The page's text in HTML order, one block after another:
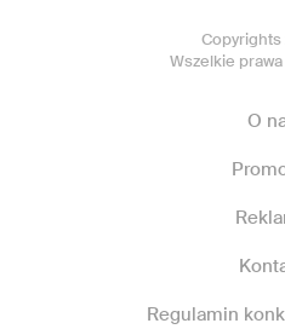
Wszelkie
O
Regulamin